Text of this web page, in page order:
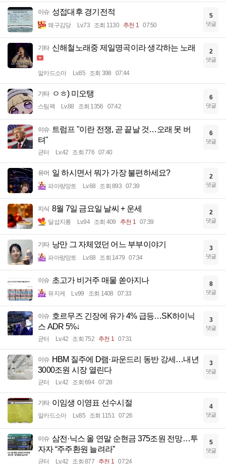
이슈 성접대후 경기전적
왜구김당 Lv.73 조회 1130 추천 1 07:50
5
댓글
기타 신해철노래중 제일명곡이라 생각하는 노래
알카드소마 Lv.85 조회 398 07:44
2
댓글
기타 ㅇㅎ) 미오탱
스팀팩 Lv.88 조회 1356 07:42
6
댓글
이슈
트럼프 "이란 전쟁, 곧 끝날 것…오래 못 버
텨"
균터 Lv.42 조회 776 07:40
6
댓글
유머 일 하시면서 뭐가 가장 불편하세요?
파아랑망토 Lv.68 조회 893 07:39
2
댓글
지식 8월 7일 금요일 날씨 + 운세
달섭지롱 Lv.94 조회 409 추천 1 07:39
2
댓글
기타 낭만 그 자체였던 어느 부부이야기
파아랑망토 Lv.68 조회 1479 07:34
3
댓글
이슈 초고가 비거주 매물 쏟아지나
뮤지케 Lv.99 조회 1408 07:33
8
댓글
이슈 호르무즈 긴장에 유가 4% 급등…SK하이닉
스 ADR 5%↓
균터 Lv.42 조회 752 추천 1 07:31
3
댓글
이슈 HBM 질주에 D램·파운드리 동반 강세…내년
3000조원 시장 열린다
균터 Lv.42 조회 694 07:28
3
댓글
기타 이임생 이영표 선수시절
알카드소마 Lv.85 조회 1151 07:26
4
댓글
이슈 삼전·닉스 올 연말 순현금 375조원 전망…투
자자 “주주환원 늘려라”
균터 Lv.42 조회 877 추천 1 07:24
5
댓글